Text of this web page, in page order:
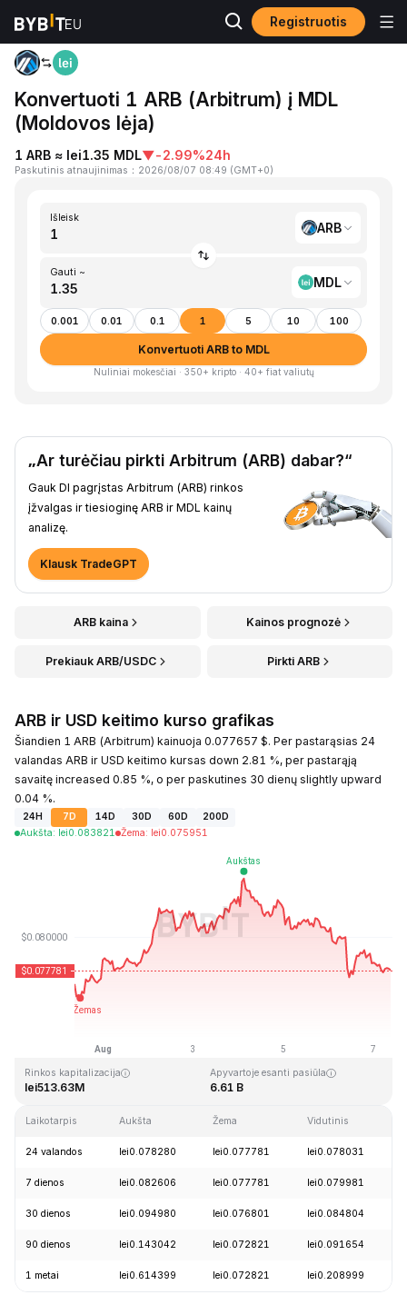
Registruotis
Pagrindinis
Konvertuoti 1 ARB (Arbitrum) į MDL
(Moldovos lėja)
1 ARB ≈ lei1.35 MDL▼-2.99%24h
Paskutinis atnaujinimas ： 2026/08/07 08:49 (GMT+0)
Išleisk
ARB
Gauti ~
MDL
0.001 0.01 0.1 1 5 10 100
Konvertuoti ARB to MDL
Nuliniai mokesčiai · 350+ kripto · 40+ fiat valiutų
„Ar turėčiau pirkti Arbitrum (ARB) dabar?“
Gauk DI pagrįstas Arbitrum (ARB) rinkos
įžvalgas ir tiesioginę ARB ir MDL kainų
analizę.
Klausk TradeGPT
ARB kaina Kainos prognozė
Prekiauk ARB/USDC Pirkti ARB
ARB ir USD keitimo kurso grafikas
Šiandien 1 ARB (Arbitrum) kainuoja 0.077657 $. Per pastarąsias 24
valandas ARB ir USD keitimo kursas down 2.81 %, per pastarąją
savaitę increased 0.85 %, o per paskutines 30 dienų slightly upward
0.04 %.
24H 7D 14D 30D 60D
200D
Aukšta: lei0.083821 Žema: lei0.075951
Paskutinį kartą atnaujinta: 2026-08-07, 08:49 GMT+0
Rinkos kapitalizacija
lei513.63M
Apyvartoje esanti pasiūla
6.61 B
Laikotarpis Aukšta Žema Vidutinis
24 valandos lei0.078280 lei0.077781 lei0.078031
7 dienos lei0.082606 lei0.077781 lei0.079981
30 dienos lei0.094980 lei0.076801 lei0.084804
90 dienos lei0.143042 lei0.072821 lei0.091654
1 metai lei0.614399 lei0.072821 lei0.208999